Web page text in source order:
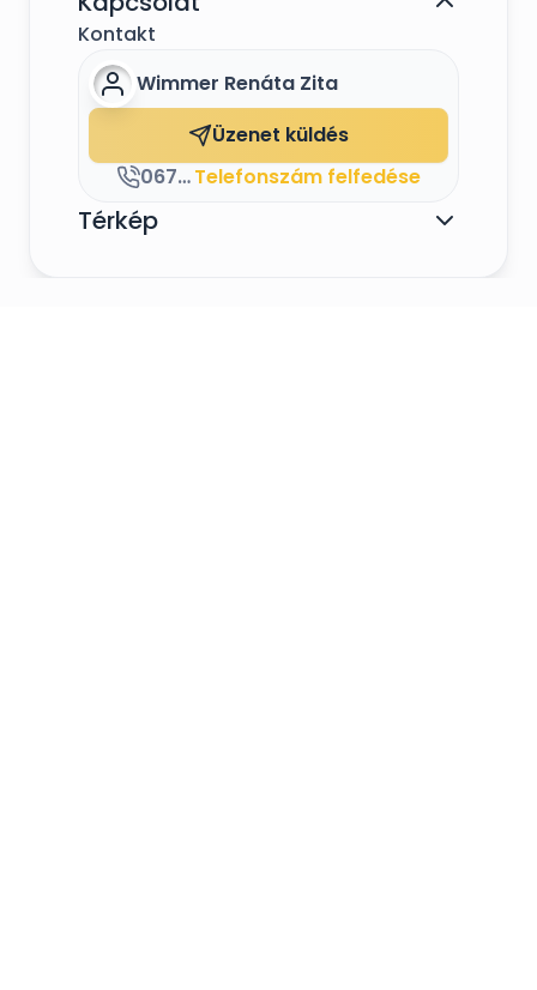
Kontakt
Wimmer Renáta Zita
Üzenet küldés
06703661209Telefonszám felfedése
Térkép